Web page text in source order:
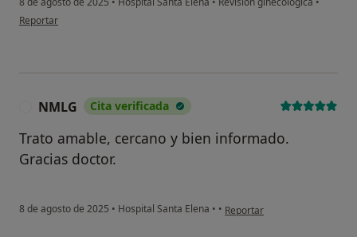
en opinión del usuario Diana C
Reportar
NMLG Cita verificada
Trato amable, cercano y bien informado.
Gracias doctor.
8 de agosto de 2025 • Hospital Santa Elena • • en opinión del usuario NMLG
Reportar